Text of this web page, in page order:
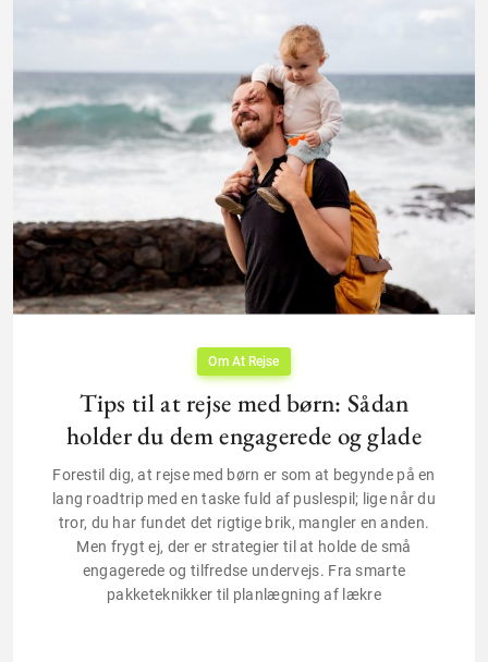
Om At Rejse
Tips til at rejse med børn: Sådan
holder du dem engagerede og glade
Forestil dig, at rejse med børn er som at begynde på en
lang roadtrip med en taske fuld af puslespil; lige når du
tror, du har fundet det rigtige brik, mangler en anden.
Men frygt ej, der er strategier til at holde de små
engagerede og tilfredse undervejs. Fra smarte
pakketeknikker til planlægning af lækre